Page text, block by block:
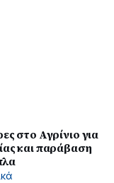
στο Αγρίνιο για
και παράβαση